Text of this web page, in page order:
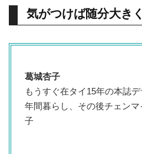
気がつけば随分大き
葛城杏子
もうすぐ在タイ15年の本誌
年間暮らし、その後チェン
子